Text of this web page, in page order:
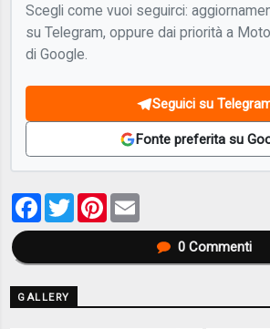
Scegli come vuoi seguirci:
su Telegram, oppure dai priorità a
di Google.
Seguici su
Fonte preferita su
Facebook
TwitterPinterest
0Commenti
GALLERY